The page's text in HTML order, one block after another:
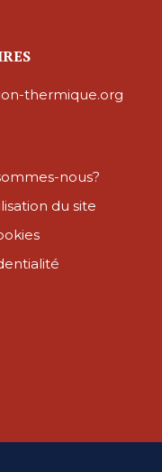
thermique.org
nous?
du site